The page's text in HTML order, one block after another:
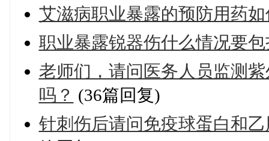
艾滋病职业暴露的预防用药
职业暴露锐器伤什么情况要
老师们，请问医务人员监测
吗？ (36篇回复)
针刺伤后请问免疫球蛋白和